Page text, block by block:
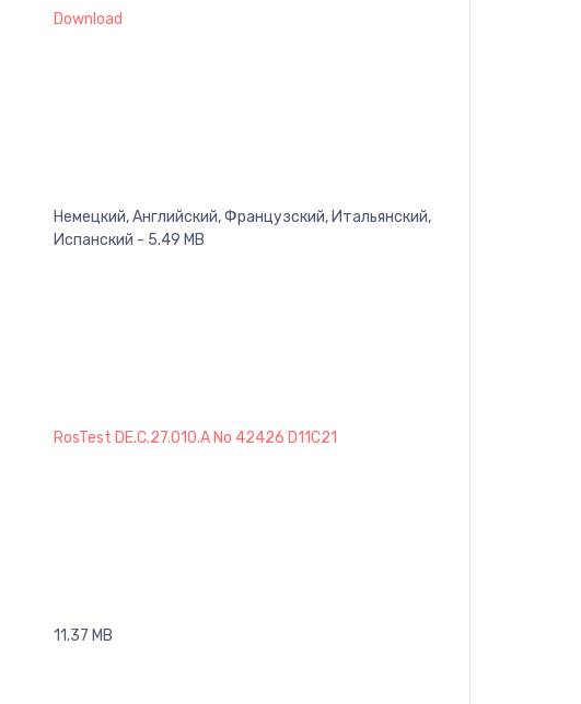
Download
Немецкий, Английский, Французский, Итальянский,
Испанский - 5.49 MB
RosTest DE.C.27.010.A No 42426 D11C21
11.37 MB